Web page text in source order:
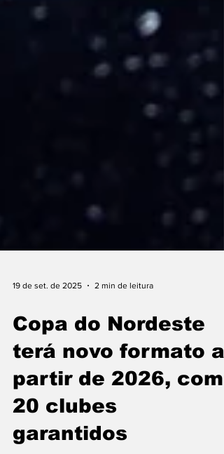
Copa do Nordeste
terá novo formato a
partir de 2026, com
20 clubes